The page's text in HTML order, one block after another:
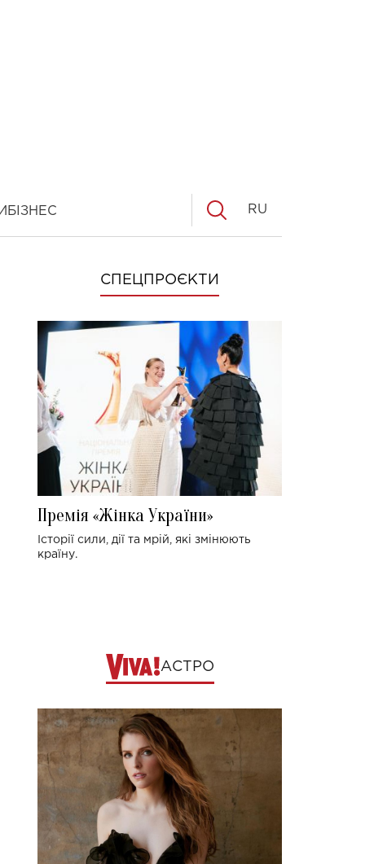
БІЗНЕС RU
СПЕЦПРОЄКТИ
Премія «Жінка України»
Історії сили, дії та мрій, які змінюють
країну.
АСТРО